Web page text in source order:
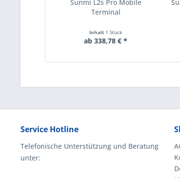
Sunmi L2s Pro Mobile
Terminal
Inhalt 1 Stück
ab 338,78 € *
Service Hotline
Telefonische Unterstützung und Beratung
unter: